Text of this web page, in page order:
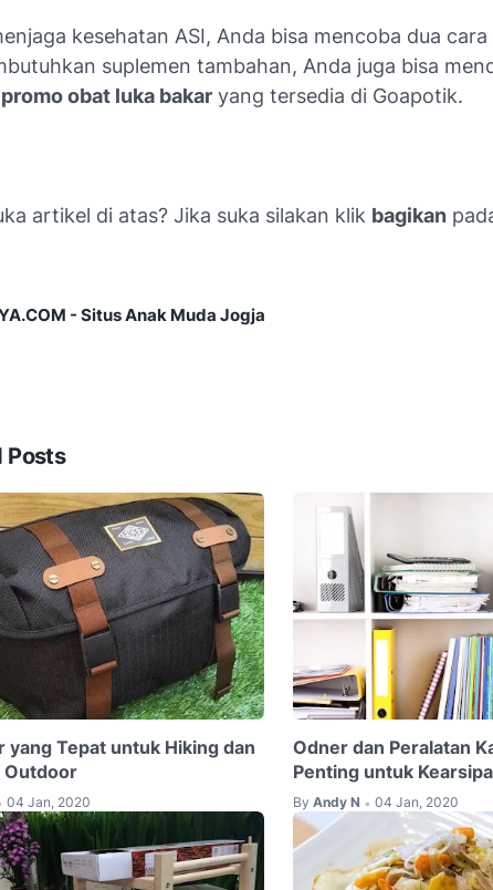
kesehatan ASI, Anda bisa mencoba dua cara
suplemen tambahan, Anda juga bisa
promo obat luka bakar yang tersedia di Goapotik.
artikel di atas? Jika suka silakan klik bagikan
- Situs Anak Muda Jogja
Posts
yang Tepat untuk Hiking dan
Outdoor
04 Jan, 2020
Odner dan Peralatan
Penting untuk
By Andy N • 04 Jan, 2020